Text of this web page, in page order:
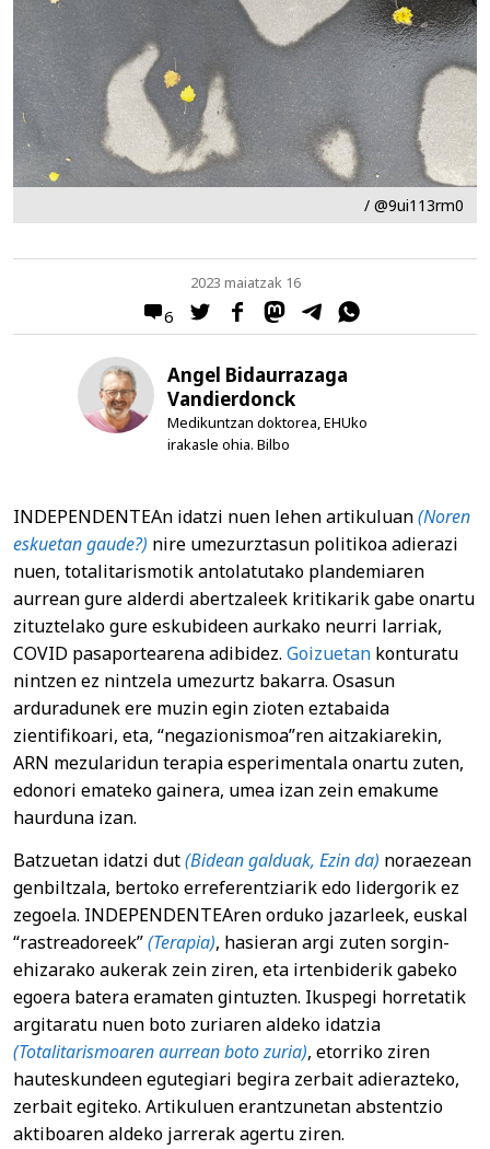
/ @9ui113rm0
6
2023 maiatzak 16
Angel Bidaurrazaga
Vandierdonck
Medikuntzan doktorea, EHUko
irakasle ohia. Bilbo
INDEPENDENTEAn idatzi nuen lehen artikuluan(Noren
eskuetan gaude?) nire umezurztasun politikoa adierazi
nuen, totalitarismotik antolatutako plandemiaren
aurrean gure alderdi abertzaleek kritikarik gabe onartu
zituztelako gure eskubideen aurkako neurri larriak,
COVID pasaportearena adibidez. Goizuetan konturatu
nintzen ez nintzela umezurtz bakarra. Osasun
arduradunek ere muzin egin zioten eztabaida
zientifikoari, eta, “negazionismoa”ren aitzakiarekin,
ARN mezularidun terapia esperimentala onartu zuten,
edonori emateko gainera, umea izan zein emakume
haurduna izan.
Batzuetan idatzi dut(Bidean galduak, Ezin da) noraezean
genbiltzala, bertoko erreferentziarik edo lidergorik ez
zegoela. INDEPENDENTEAren orduko jazarleek, euskal
“rastreadoreek”(Terapia), hasieran argi zuten sorgin-
ehizarako aukerak zein ziren, eta irtenbiderik gabeko
egoera batera eramaten gintuzten. Ikuspegi horretatik
argitaratu nuen boto zuriaren aldeko idatzia
(Totalitarismoaren aurrean boto zuria), etorriko ziren
hauteskundeen egutegiari begira zerbait adierazteko,
zerbait egiteko. Artikuluen erantzunetan abstentzio
aktiboaren aldeko jarrerak agertu ziren.